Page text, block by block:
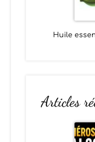
Huile
Articles